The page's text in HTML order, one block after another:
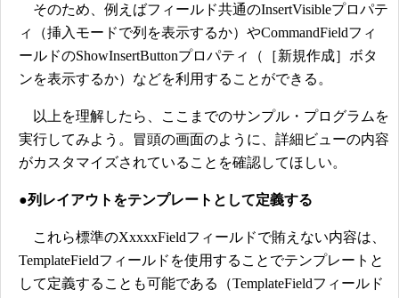
そのため、例えばフィールド共通のInsertVisibleプロパテ
ィ（挿入モードで列を表示するか）やCommandFieldフィ
ールドのShowInsertButtonプロパティ（［新規作成］ボタ
ンを表示するか）などを利用することができる。
以上を理解したら、ここまでのサンプル・プログラムを
実行してみよう。冒頭の画面のように、詳細ビューの内容
がカスタマイズされていることを確認してほしい。
●列レイアウトをテンプレートとして定義する
これら標準のXxxxxFieldフィールドで賄えない内容は、
TemplateFieldフィールドを使用することでテンプレートと
して定義することも可能である（TemplateFieldフィールド